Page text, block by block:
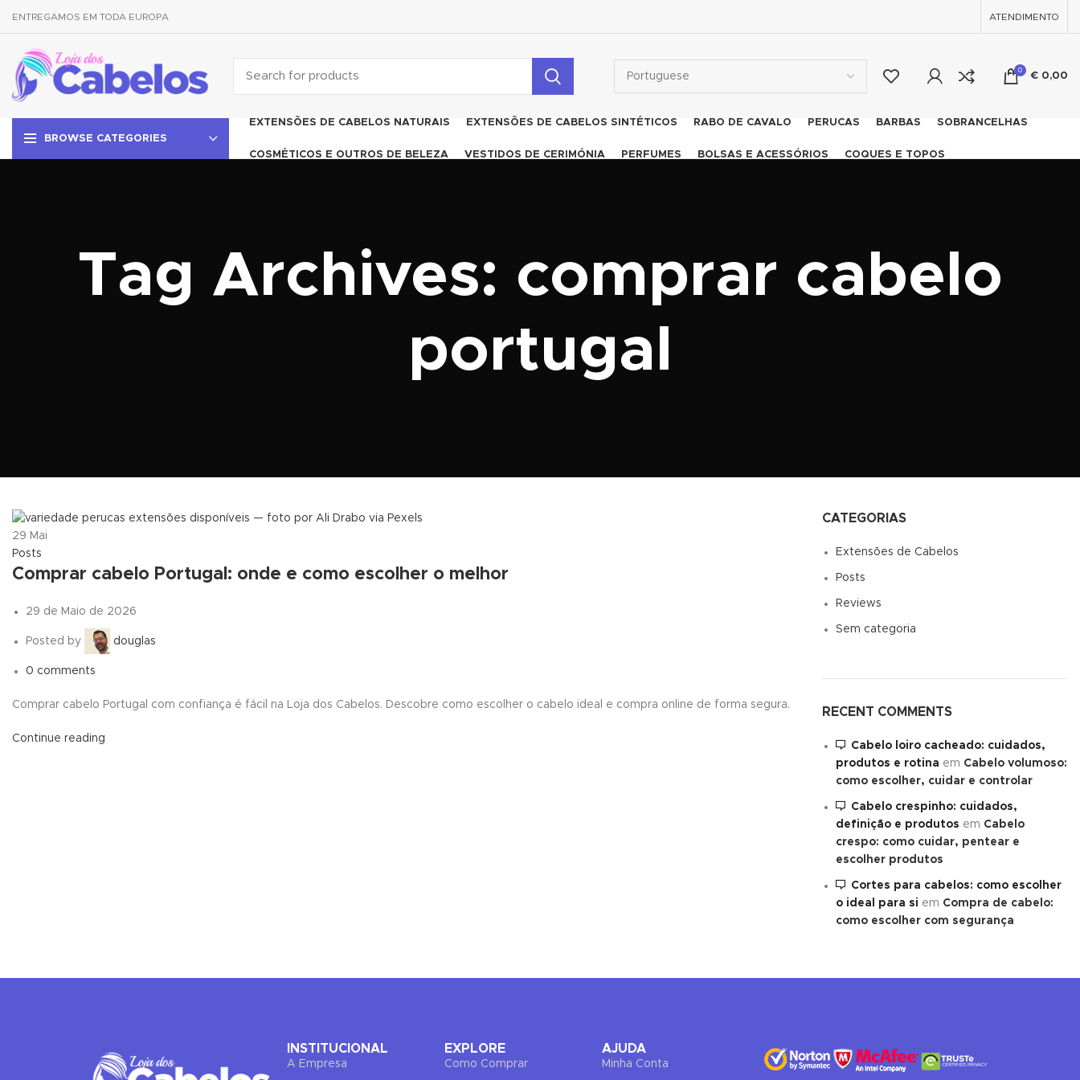
ENTREGAMOS EM TODA EUROPA ATENDIMENTO
0
€ 0,00
BROWSE CATEGORIES
EXTENSÕES DE CABELOS NATURAIS EXTENSÕES DE CABELOS SINTÉTICOS RABO DE CAVALO PERUCAS BARBAS SOBRANCELHAS
COSMÉTICOS E OUTROS DE BELEZA VESTIDOS DE CERIMÓNIA PERFUMES BOLSAS E ACESSÓRIOS COQUES E TOPOS
Tag Archives: comprar cabelo
portugal
29 Mai
Posts
Comprar cabelo Portugal: onde e como escolher o melhor
29 de Maio de 2026
Posted by douglas
0 comments
Comprar cabelo Portugal com confiança é fácil na Loja dos Cabelos. Descobre como escolher o cabelo ideal e compra online de forma segura.
Continue reading
CATEGORIAS
Extensões de Cabelos
Posts
Reviews
Sem categoria
RECENT COMMENTS
Cabelo loiro cacheado: cuidados,
produtos e rotina em Cabelo volumoso:
como escolher, cuidar e controlar
Cabelo crespinho: cuidados,
definição e produtos em Cabelo
crespo: como cuidar, pentear e
escolher produtos
Cortes para cabelos: como escolher
o ideal para si em Compra de cabelo:
como escolher com segurança
INSTITUCIONAL
A Empresa
EXPLORE
Como Comprar
AJUDA
Minha Conta
END CONVERSATION ✕
Elisa Rodrigues
Online now
name and email 😊
Email